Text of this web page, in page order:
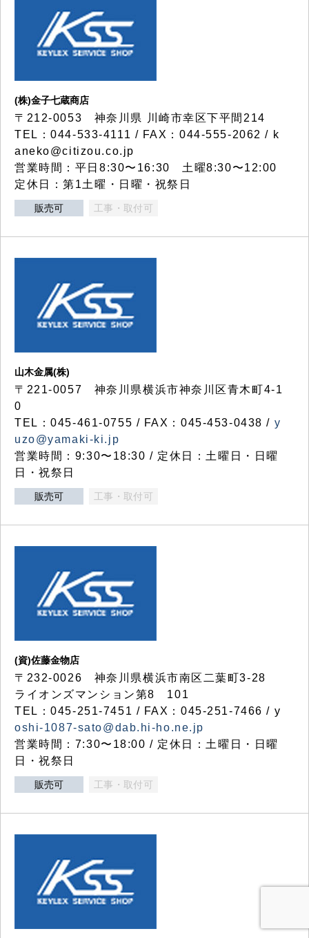
(株)金子七蔵商店
〒212-0053 神奈川県 川崎市幸区下平間214
TEL：044-533-4111 / FAX：044-555-2062 / k
aneko@citizou.co.jp
営業時間：平日8:30〜16:30 土曜8:30〜12:00
定休日：第1土曜・日曜・祝祭日
販売可 工事・取付可
山木金属(株)
〒221-0057 神奈川県横浜市神奈川区青木町4-1
0
TEL：045-461-0755 / FAX：045-453-0438 / y
uzo@yamaki-ki.jp
営業時間：9:30〜18:30 / 定休日：土曜日・日曜
日・祝祭日
販売可 工事・取付可
(資)佐藤金物店
〒232-0026 神奈川県横浜市南区二葉町3-28
ライオンズマンション第8 101
TEL：045-251-7451 / FAX：045-251-7466 / y
oshi-1087-sato@dab.hi-ho.ne.jp
営業時間：7:30〜18:00 / 定休日：土曜日・日曜
日・祝祭日
販売可 工事・取付可